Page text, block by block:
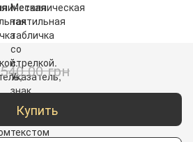
540.00 грн
Купить